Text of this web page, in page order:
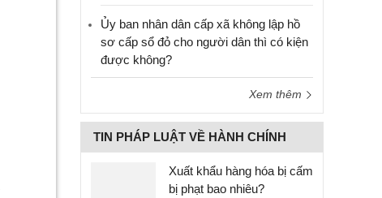
Ủy ban nhân dân cấp xã không lập hồ
sơ cấp sổ đỏ cho người dân thì có kiện
được không?
Xem thêm
TIN PHÁP LUẬT VỀ HÀNH CHÍNH
Xuất khẩu hàng hóa bị cấm
bị phạt bao nhiêu?